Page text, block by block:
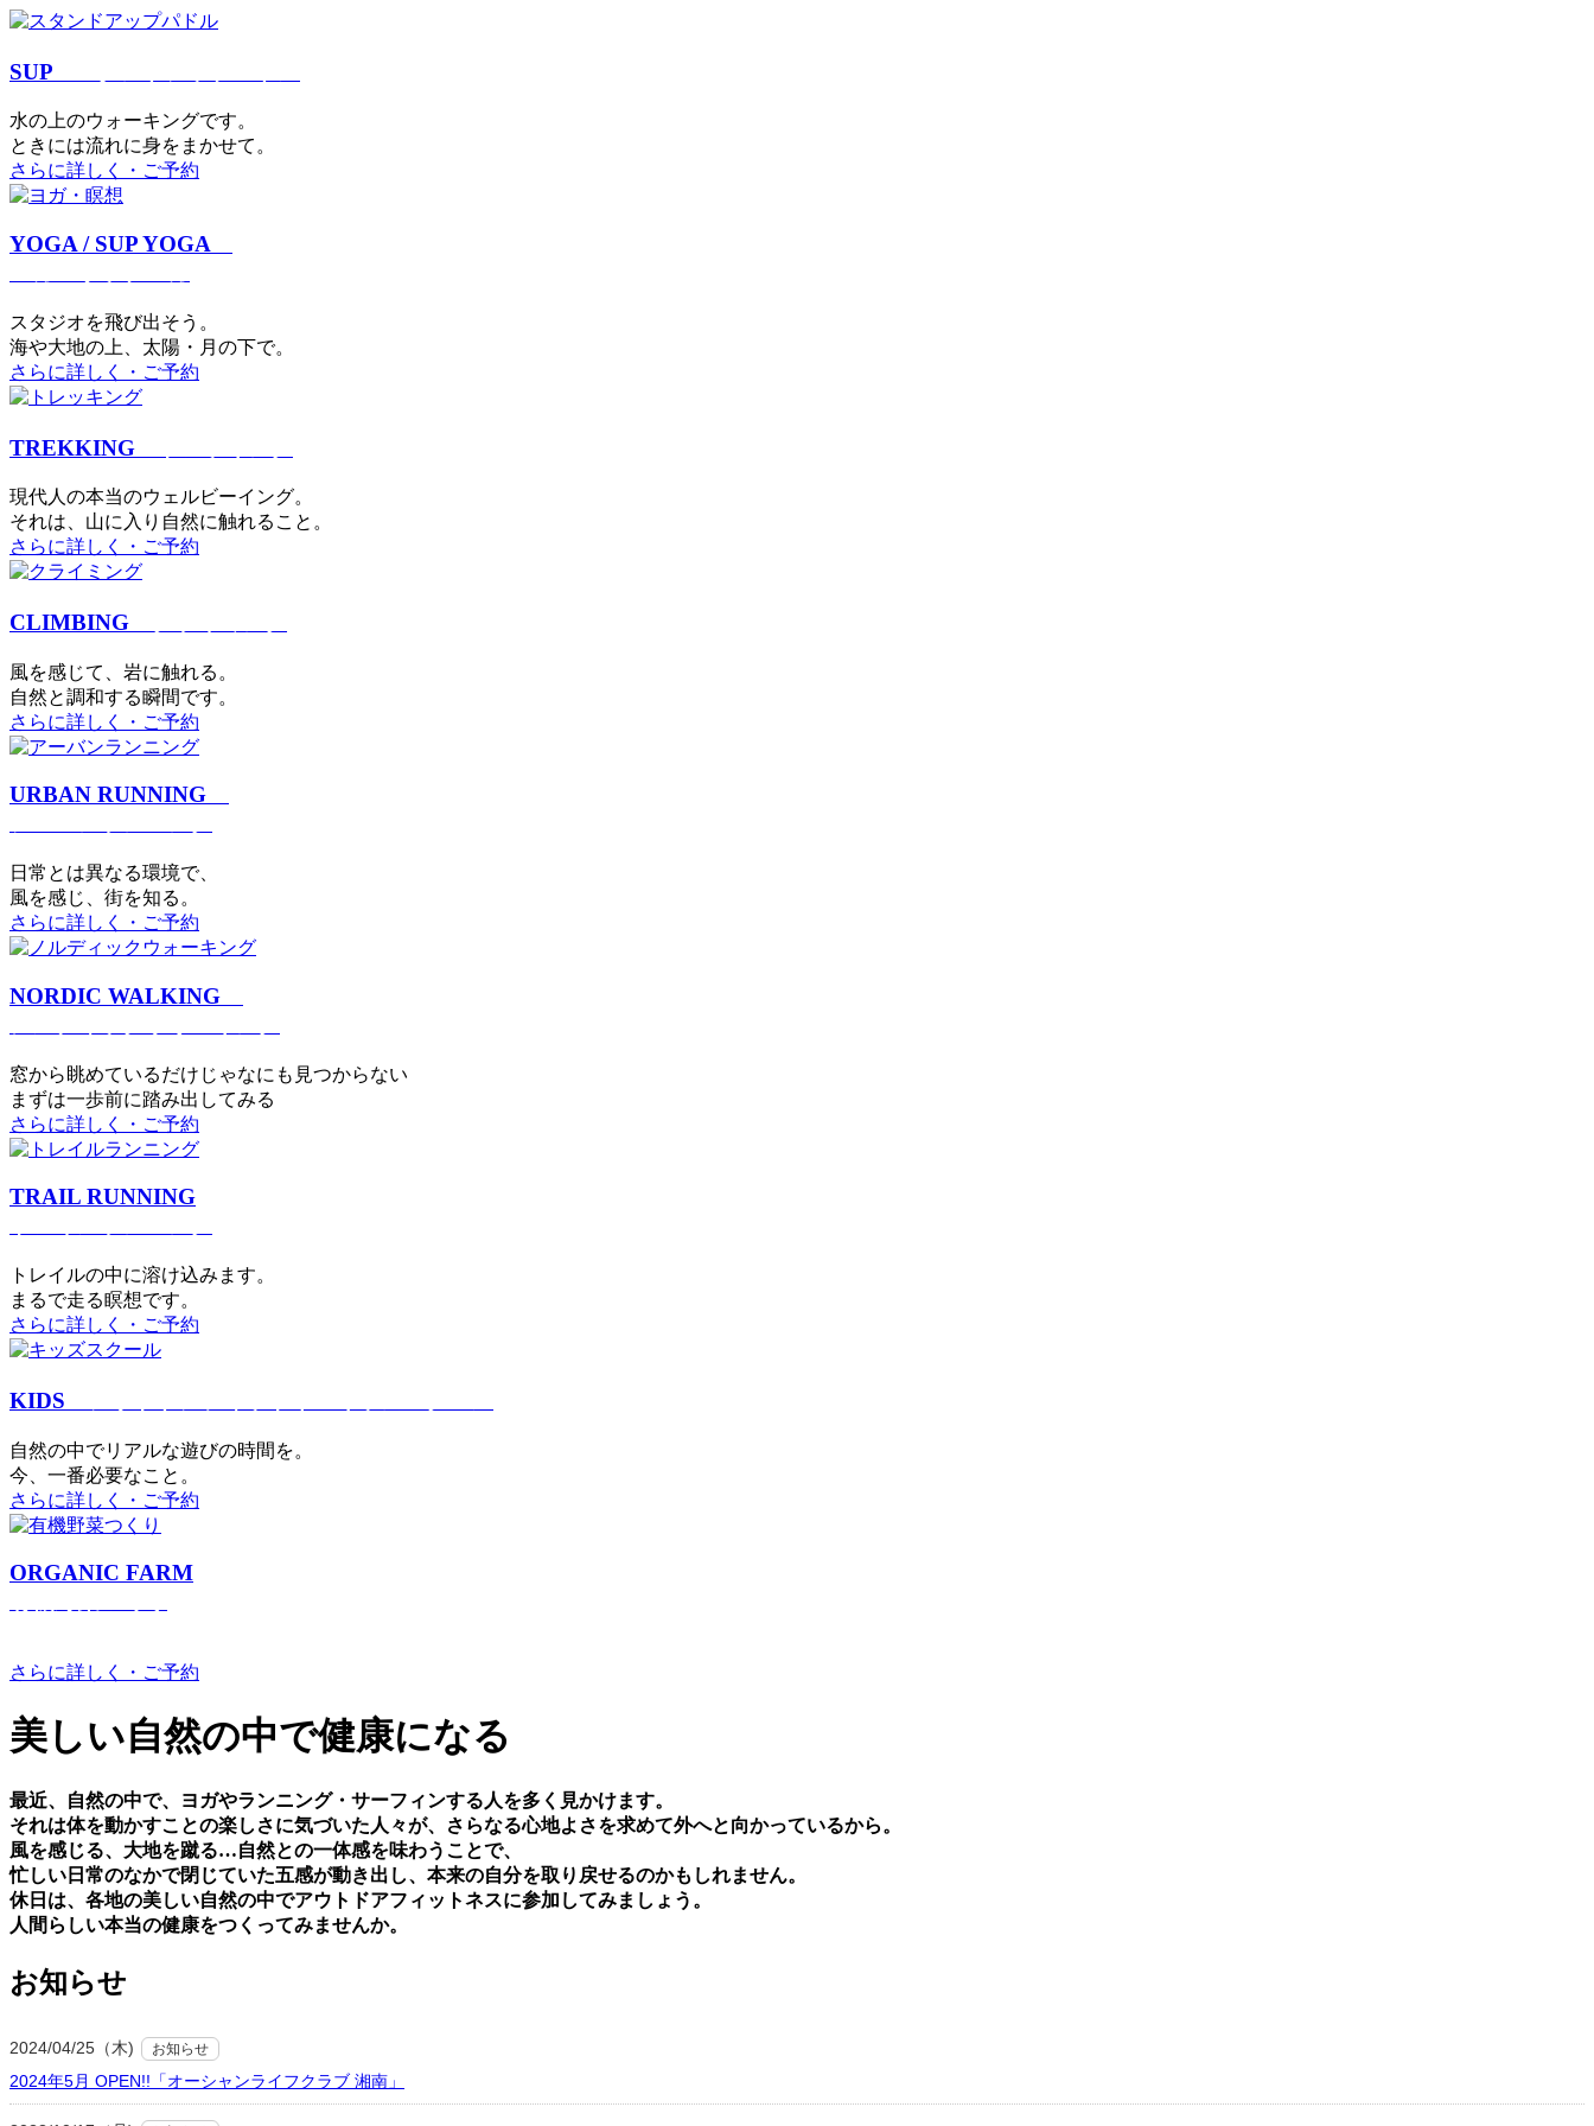
SUP
⽔の上のウォーキングです。
ときには流れに身をまかせて。
さらに詳しく・ご予約
YOGA / SUP YOGA
スタジオを⾶び出そう。
海や大地の上、太陽・⽉の下で。
さらに詳しく・ご予約
TREKKING
現代⼈の本当のウェルビーイング。
それは、⼭に⼊り⾃然に触れること。
さらに詳しく・ご予約
CLIMBING
⾵を感じて、岩に触れる。
⾃然と調和する瞬間です。
さらに詳しく・ご予約
URBAN RUNNING
日常とは異なる環境で、
風を感じ、街を知る。
さらに詳しく・ご予約
NORDIC WALKING
窓から眺めているだけじゃなにも見つからない
まずは一歩前に踏み出してみる
さらに詳しく・ご予約
TRAIL RUNNING
トレイルの中に溶け込みます。
まるで⾛る瞑想です。
さらに詳しく・ご予約
KIDS
⾃然の中でリアルな遊びの時間を。
今、⼀番必要なこと。
さらに詳しく・ご予約
ORGANIC FARM
さらに詳しく・ご予約
美しい⾃然の中で健康になる
最近、⾃然の中で、ヨガやランニング・サーフィンする⼈を多く⾒かけます。
それは体を動かすことの楽しさに気づいた⼈々が、さらなる⼼地よさを求めて外へと向かっているから。
⾵を感じる、⼤地を蹴る…⾃然との⼀体感を味わうことで、
忙しい⽇常のなかで閉じていた五感が動き出し、本来の⾃分を取り戻せるのかもしれません。
休⽇は、各地の美しい⾃然の中でアウトドアフィットネスに参加してみましょう。
⼈間らしい本当の健康をつくってみませんか。
お知らせ
2024/04/25（木) お知らせ
2024年5月 OPEN!!「オーシャンライフクラブ 湘南」